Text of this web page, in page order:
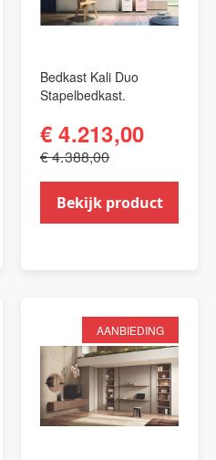
Bedkast Kali Duo
Stapelbedkast.
€ 4.213,00
€ 4.388,00
Bekijk product
AANBIEDING